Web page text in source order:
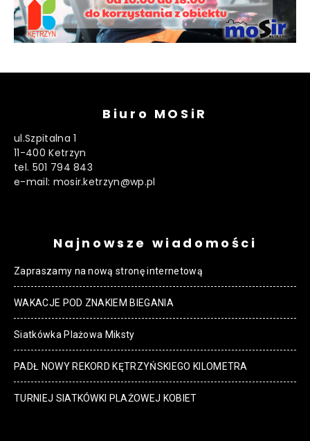
Biuro MOSiR
ul.Szpitalna 1
11-400 Ketrzyn
tel. 501 794 843
e-mail: mosir.ketrzyn@wp.pl
Najnowsze wiadomości
Zapraszamy na nową stronę internetową
WAKACJE POD ZNAKIEM BIEGANIA
Siatkówka Plażowa Miksty
PADŁ NOWY REKORD KĘTRZYŃSKIEGO KILOMETRA
TURNIEJ SIATKÓWKI PLAŻOWEJ KOBIET